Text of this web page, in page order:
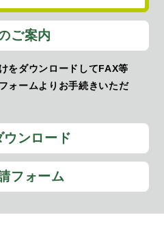
ご案内
をダウンロードしてFAX等
ォームよりお手続きいただ
ウンロード
フォーム